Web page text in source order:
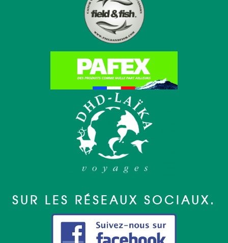
SUR LES RÉSEAUX SOCIAUX.